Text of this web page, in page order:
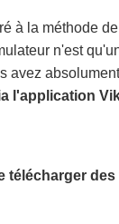
à la méthode
n'est
avez
l'application
télécharger